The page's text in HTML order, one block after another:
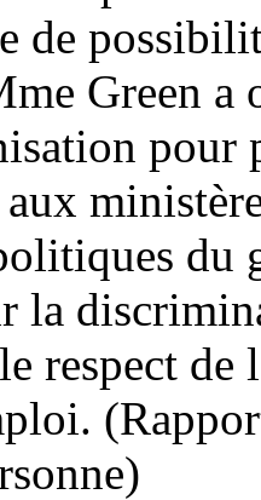
de
Green a
pour
du
la
respect